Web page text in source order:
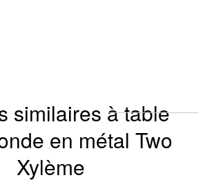
similaires à table
en métal Two
Xylème